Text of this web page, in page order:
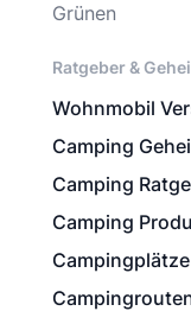
Grünen
Ratgeber &
Wohnmobil
Camping
Camping
Camping
Campingplätze